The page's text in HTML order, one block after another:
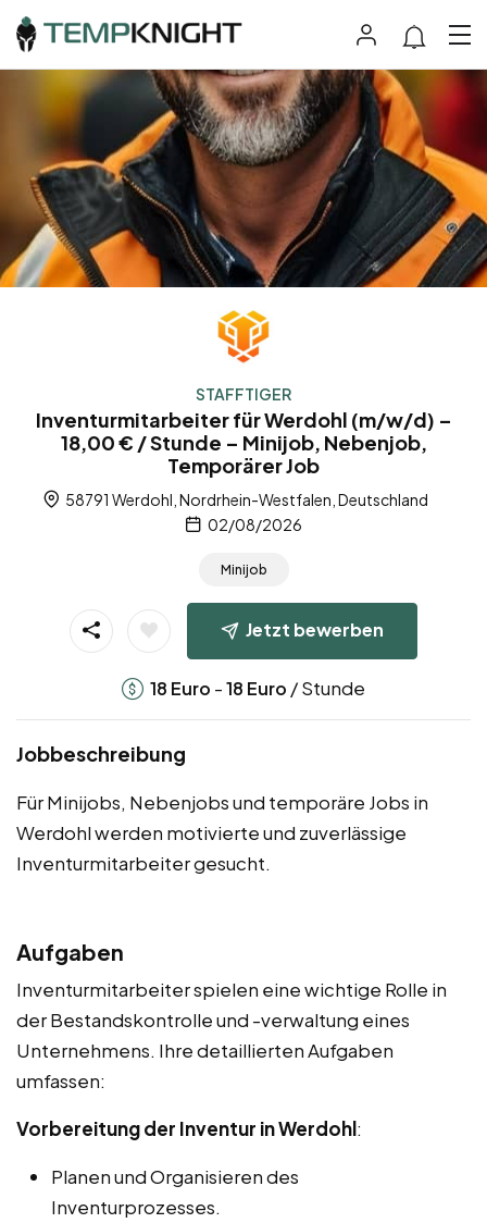
STAFFTIGER
Inventurmitarbeiter für Werdohl (m/w/d) –
18,00 € / Stunde – Minijob, Nebenjob,
Temporärer Job
58791 Werdohl, Nordrhein-Westfalen, Deutschland
02/08/2026
Minijob
Jetzt bewerben
18 Euro -18 Euro / Stunde
Jobbeschreibung
Für Minijobs, Nebenjobs und temporäre Jobs in
Werdohl werden motivierte und zuverlässige
Inventurmitarbeiter gesucht.
Aufgaben
Inventurmitarbeiter spielen eine wichtige Rolle in
der Bestandskontrolle und -verwaltung eines
Unternehmens. Ihre detaillierten Aufgaben
umfassen:
Vorbereitung der Inventur in Werdohl:
Planen und Organisieren des
Inventurprozesses.